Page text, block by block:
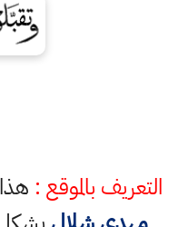
التعريف بالموقع :